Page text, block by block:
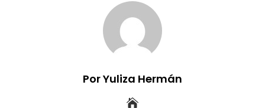
Por Yuliza Hermán